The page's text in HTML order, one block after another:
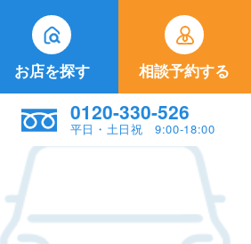
お店を探す 相談予約する
0120-330-526
平日・土日祝 9:00-18:00